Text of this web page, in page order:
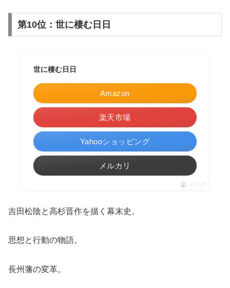
第10位：世に棲む日日
世に棲む日日
Amazon
楽天市場
Yahooショッピング
メルカリ
ポチップ
吉田松陰と高杉晋作を描く幕末史。
思想と行動の物語。
長州藩の変革。